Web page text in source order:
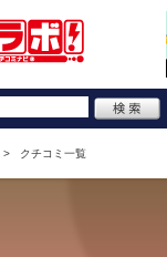
クチコミ一覧